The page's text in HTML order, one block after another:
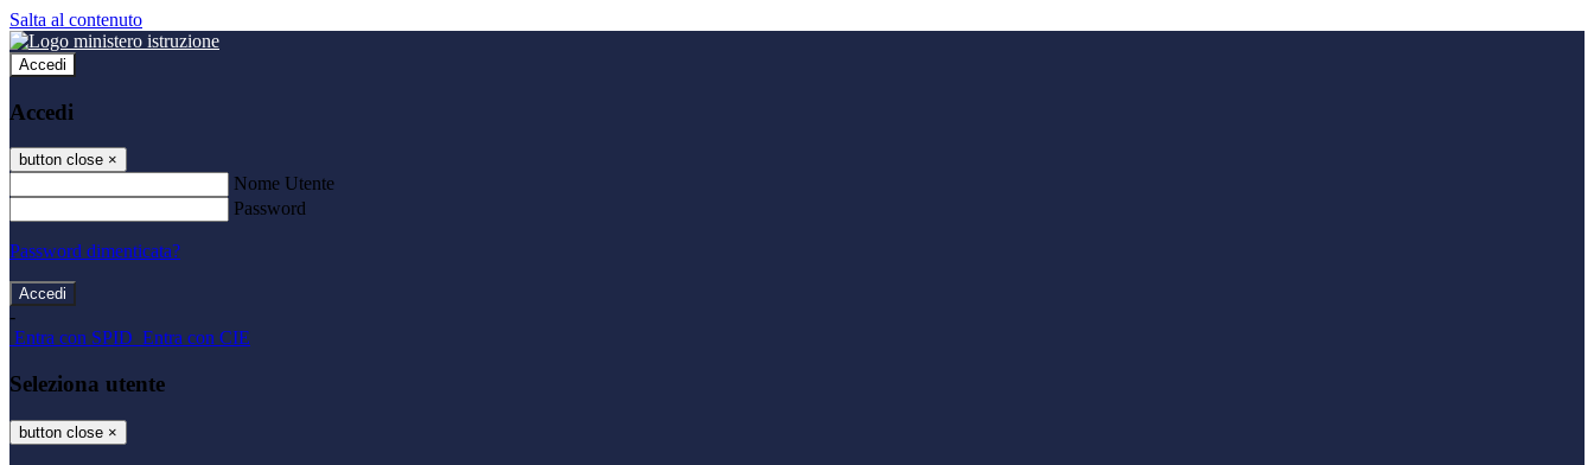
Salta al contenuto
Accedi
Accedi
button close ×
Nome Utente
Password
Password dimenticata?
-
Entra con SPID Entra con CIE
Seleziona utente
button close ×